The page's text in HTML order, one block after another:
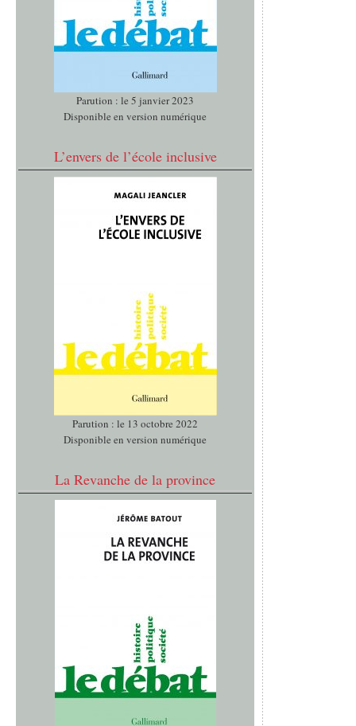
Parution : le 5 janvier 2023
Disponible en version numérique
L’envers de l’école inclusive
Parution : le 13 octobre 2022
Disponible en version numérique
La Revanche de la province